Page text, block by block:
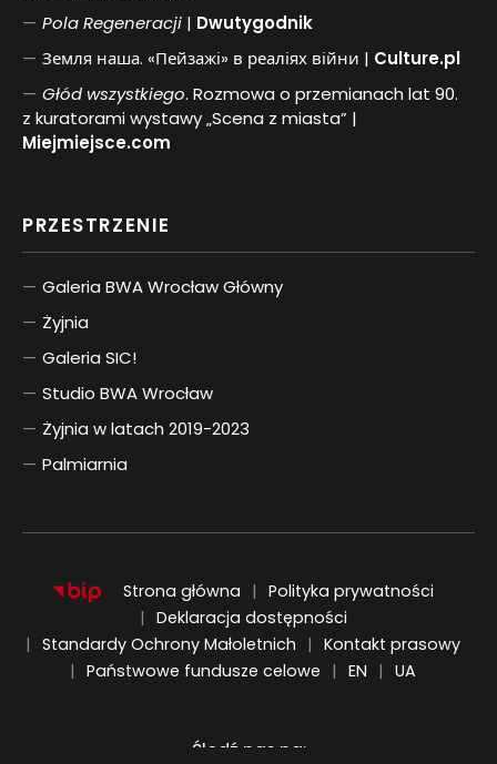
PolaRegeneracji | Dwutygodnik
Земля наша. «Пейзажі» в реаліях війни | Culture.pl
Głód wszystkiego. Rozmowa o przemianach lat 90.
z kuratorami wystawy „Scena z miasta” |
Miejmiejsce.com
PRZESTRZENIE
Galeria BWA Wrocław Główny
Żyjnia
Galeria SIC!
Studio BWA Wrocław
Żyjnia w latach 2019-2023
Palmiarnia
Strona główna
Polityka prywatności
Deklaracja dostępności
Standardy Ochrony Małoletnich
Kontakt prasowy
Państwowe fundusze celowe
EN
ENGLISH
UA
UKRAIŃSKI
Śledź nas na: